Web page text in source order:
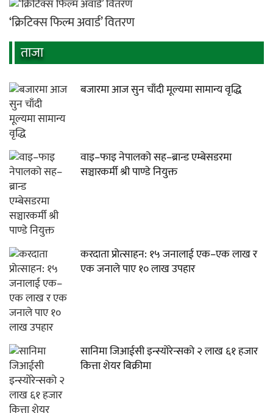
‘क्रिटिक्स फिल्म अवार्ड’ वितरण
ताजा
बजारमा आज सुन चाँदी मूल्यमा सामान्य वृद्धि
वाइ–फाइ नेपालको सह–ब्रान्ड एम्बेसडरमा
सञ्चारकर्मी श्री पाण्डे नियुक्त
करदाता प्रोत्साहन: १५ जनालाई एक–एक लाख र
एक जनाले पाए १० लाख उपहार
सानिमा जिआईसी इन्स्योरेन्सको २ लाख ६१ हजार
कित्ता शेयर बिक्रीमा